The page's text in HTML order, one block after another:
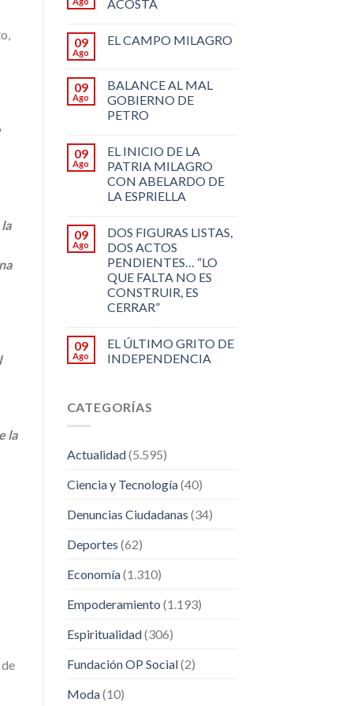
la
ACOSTA
09
Ago
EL CAMPO MILAGRO
09
Ago
BALANCE AL MAL
GOBIERNO DE
PETRO
09
Ago
EL INICIO DE LA
PATRIA MILAGRO
CON ABELARDO DE
LA ESPRIELLA
09
Ago
DOS FIGURAS LISTAS,
DOS ACTOS
PENDIENTES… “LO
QUE FALTA NO ES
CONSTRUIR, ES
CERRAR”
09
Ago
EL ÚLTIMO GRITO DE
INDEPENDENCIA
CATEGORÍAS
Actualidad(5.595)
Ciencia y Tecnología(40)
Denuncias Ciudadanas (34)
Deportes (62)
Economía(1.310)
Empoderamiento (1.193)
Espiritualidad(306)
Fundación OP Social(2)
Moda(10)